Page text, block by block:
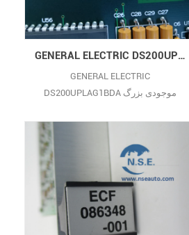
کنترل‌کننده29
GENERAL ELECTRIC DS200UPLAG1BDA تازه وارد با 12 ماه گارانتی GE DS200UPLAG1BDA
GENERAL ELECTRIC
DS200UPLAG1BDA موجودی بزرگ